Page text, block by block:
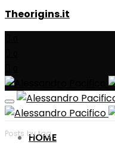
Theorigins.it
HOME
Posts by tag